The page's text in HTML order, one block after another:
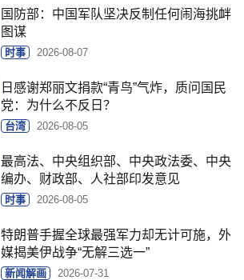
国防部：中国军队坚决反制任何闹海挑衅
图谋
时事 2026-08-07
日感谢郑丽文捐款“青鸟”气炸，质问国民
党：为什么不反日？
台湾 2026-08-05
最高法、中央组织部、中央政法委、中央
编办、财政部、人社部印发意见
时事 2026-08-05
特朗普手握全球最强军力却无计可施，外
媒揭美伊战争“无解三选一”
新闻解画 2026-07-31